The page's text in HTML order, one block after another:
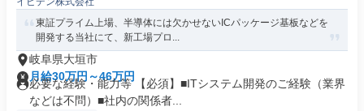
東証プライム上場、半導体には欠かせないICパッケージ基板などを
開発する当社にて、新工場プロ...
岐阜県大垣市
月給30万円～46万円
必要な経験・能力等 【必須】■ITシステム開発のご経験（業界
などは不問）■社内の関係者...